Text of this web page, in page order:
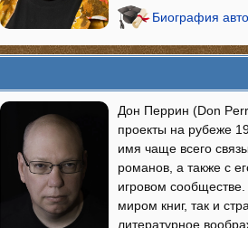
Биография
Дон Перрин (Don
проекты на рубеже
имя чаще всего
романов, а также с
игровом
миром книг, так и
литературное